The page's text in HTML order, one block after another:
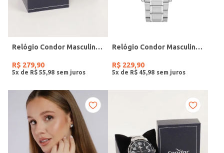
Relógio Condor Masculino PRETO
R$ 279,90
5x de R$ 55 98
Relógio Condor Masculino PRATA
R$ 229,90
5x de R$ 45 98